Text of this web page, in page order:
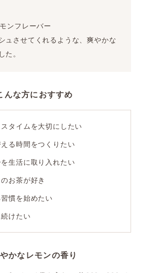
ンフレーバー
ュさせてくれるような、爽やかな
た。
んな方におすすめ
タイムを大切にしたい
る時間をつくりたい
生活に取り入れたい
お茶が好き
慣を始めたい
けたい
かなレモンの香り